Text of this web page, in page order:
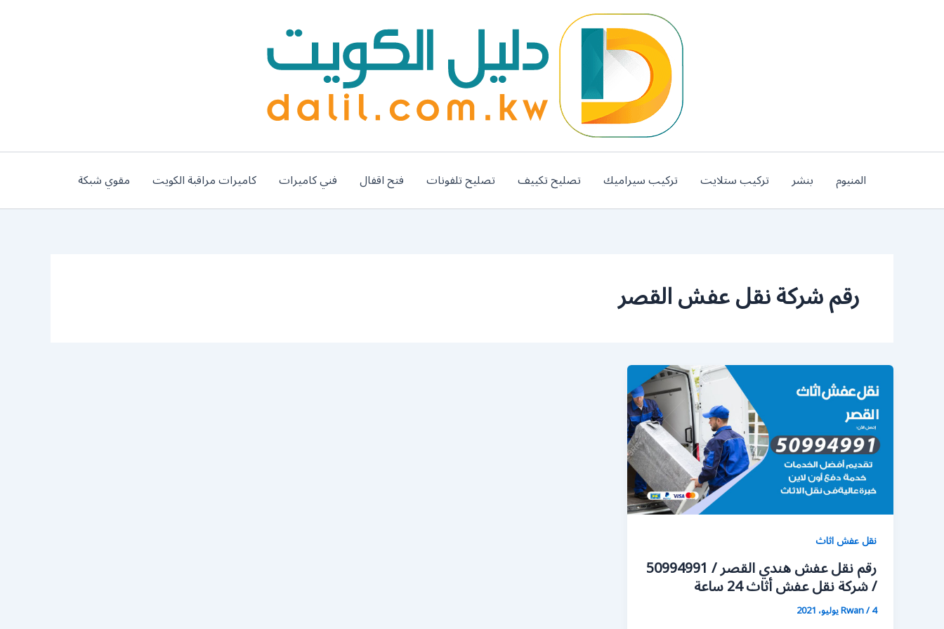
المنيوم بنشر تركيب ستلايت تركيب سيراميك تصليح تكييف تصليح تلفونات فتح اقفال فني كاميرات كاميرات مراقبة الكويت مقوي شبكة
رقم شركة نقل عفش القصر
نقل عفش اثاث
رقم نقل عفش هندي القصر / 50994991
/ شركة نقل عفش أثاث 24 ساعة
Rwan/4 يوليو، 2021